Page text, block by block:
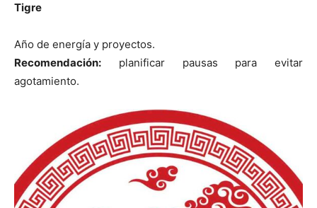
Tigre
Año de energía y proyectos.
Recomendación: planificar pausas para evitar
agotamiento.